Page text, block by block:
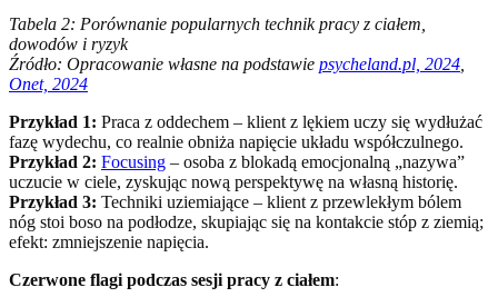
Tabela 2: Porównanie popularnych technik pracy z ciałem,
dowodów i ryzyk
Źródło: Opracowanie własne na podstawie psycheland.pl, 2024
Onet, 2024
Przykład 1: Praca z oddechem – klient z lękiem uczy się wydłużać
fazę wydechu, co realnie obniża napięcie układu współczulnego.
Przykład 2: Focusing – osoba z blokadą emocjonalną „nazywa”
uczucie w ciele, zyskując nową perspektywę na własną historię.
Przykład 3: Techniki uziemiające – klient z przewlekłym bólem
nóg stoi boso na podłodze, skupiając się na kontakcie stóp z ziemią;
efekt: zmniejszenie napięcia.
Czerwone flagi podczas sesji pracy z ciałem: